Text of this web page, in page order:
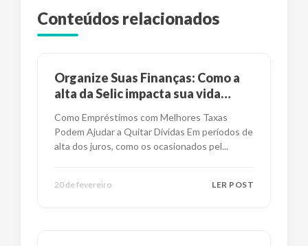
Conteúdos relacionados
Organize Suas Finanças: Como a
alta da Selic impacta sua vida
Como Empréstimos com Melhores Taxas
Podem Ajudar a Quitar Dívidas Em períodos de
alta dos juros, como os ocasionados pel...
20 de fevereiro LER POST